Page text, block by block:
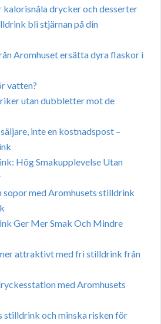
drycker och desserter
bli stjärnan på din
Aromhuset ersätta dyra flaskor i
vatten?
utan dubbletter mot de
inte en kostnadspost –
Hög Smakupplevelse Utan
sopor med Aromhusets stilldrink
Ger Mer Smak Och Mindre
attraktivt med fri stilldrink från
med Aromhusets
stilldrink och minska risken för